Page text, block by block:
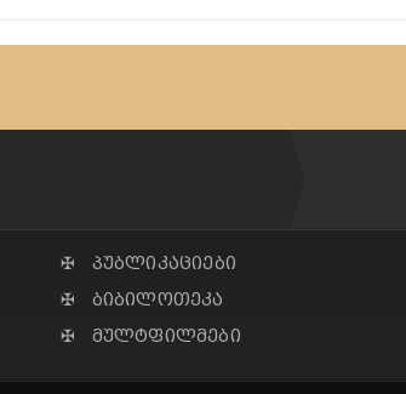
✠ პუბლიკაციები
✠ ბიბილოთეკა
✠ მულტფილმები